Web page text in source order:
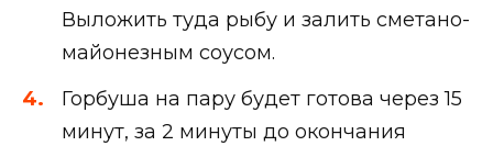
Выложить туда рыбу и залить сметано-
майонезным соусом.
Горбуша на пару будет готова через 15
минут, за 2 минуты до окончания